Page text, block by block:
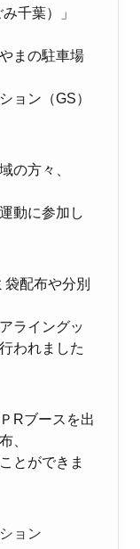
千葉）」
まの駐車場
ョン（GS）
の方々、
動に参加し
配布や分別
ライングッ
われました
Rブースを出
、
とができま
ョン